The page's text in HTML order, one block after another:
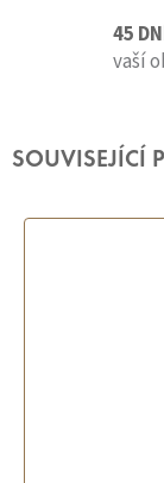
45
vaší
SOUVISEJÍCÍ